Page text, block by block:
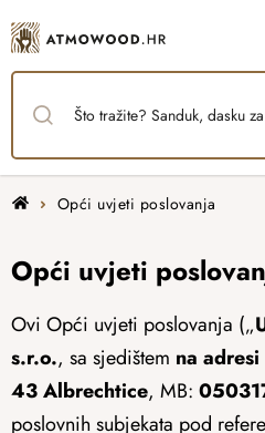
to
content
HomeOpći uvjeti poslovanja
Opći uvjeti
Ovi Opći uvjeti poslovanja („
s.r.o., sa sjedištem na
43 Albrechtice, MB:
poslovnih subjekata pod